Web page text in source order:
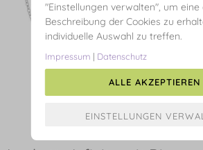
"Einstellungen verwalten", um eine
Beschreibung der Cookies zu
individuelle Auswahl zu treffen.
Impressum | Datenschutz
ALLE AKZEPTIEREN